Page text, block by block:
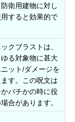
衛用建物に対し
すると効果的で
クブラストは、
る対象物に甚大
ット/ダメージを
す。この呪文は
バチかの時に役
合があります。